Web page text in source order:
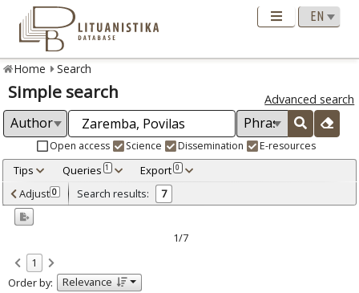
Home Search
Simple search Advanced search
Open access Science Dissemination E-resources
Tips Queries 1 Export 0
Adjusted by criteria 0
Year
Refine
Open access
Dissemination publications
Adjust 0 Search results: 7
1/7
1
Order by:
Relevance